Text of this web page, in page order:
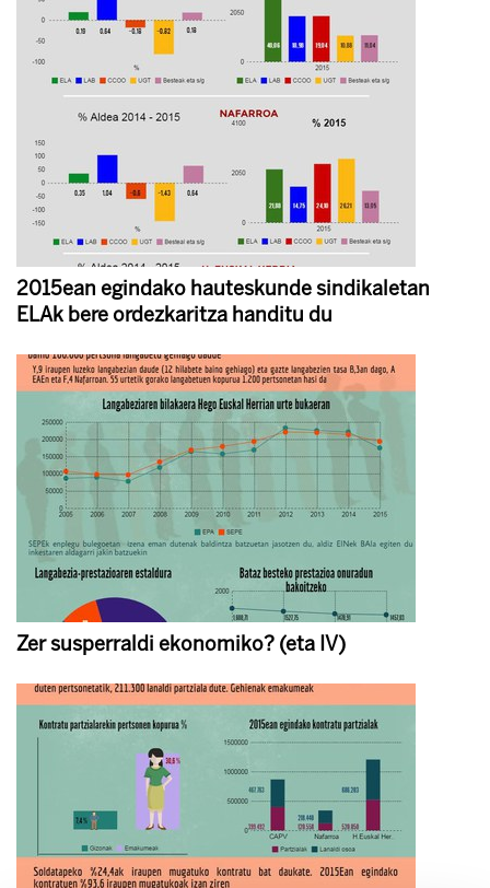
2015ean egindako hauteskunde sindikaletan
ELAk bere ordezkaritza handitu du
Zer susperraldi ekonomiko? (eta IV)